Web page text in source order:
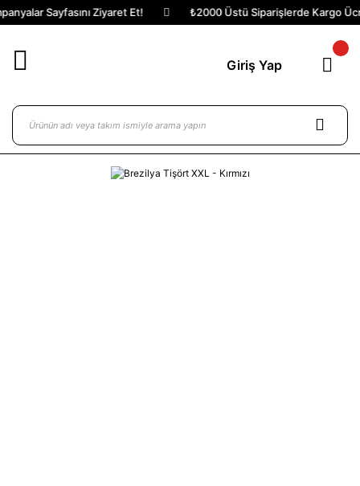
Sayfasını Ziyaret Et! ₺2000 Üstü Siparişlerde Kargo
Giriş Yap